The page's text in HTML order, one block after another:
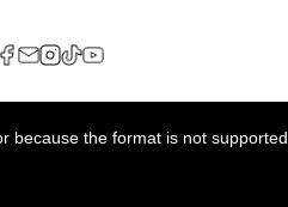
because the format is not supported.